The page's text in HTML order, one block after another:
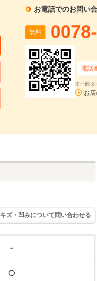
お電話でのお問い
無料
電話
※一部ダ
お
キズ・凹みについて問い合わせる
－
◯